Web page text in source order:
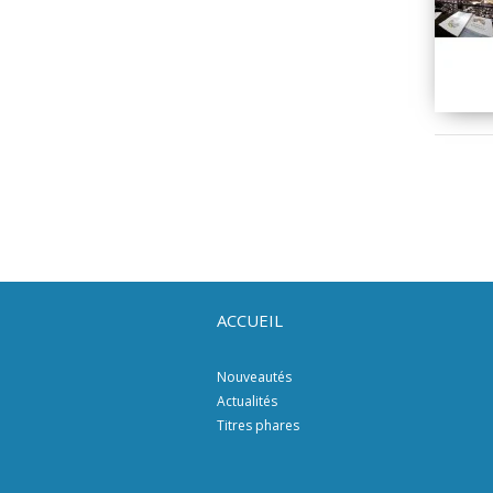
ACCUEIL
Nouveautés
Actualités
Titres phares